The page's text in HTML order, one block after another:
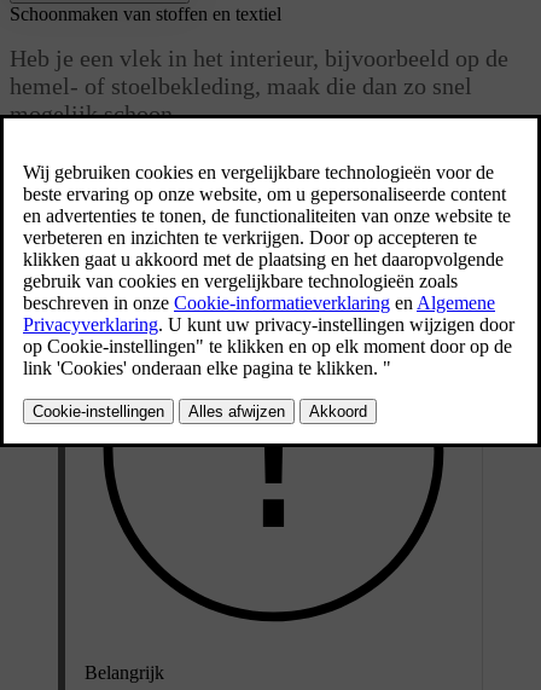
Schoonmaken van stoffen en textiel
Heb je een vlek in het interieur, bijvoorbeeld op de
hemel- of stoelbekleding, maak die dan zo snel
mogelijk schoon.
Deze adviezen zijn van toepassing op diverse interieurstoffen,
waaronder Tailored Knit.
Belangrijk